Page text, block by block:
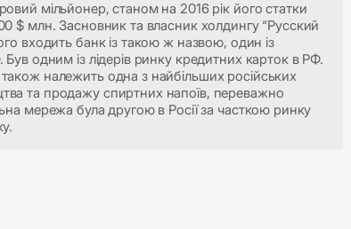
мільйонер, станом на 2016 рік його статки
$ млн. Засновник та власник холдингу “Русский
входить банк із такою ж назвою, один із
одним із лідерів ринку кредитних карток в РФ.
належить одна з найбільших російських
та продажу спиртних напоїв, переважно
мережа була другою в Росії за часткою ринку